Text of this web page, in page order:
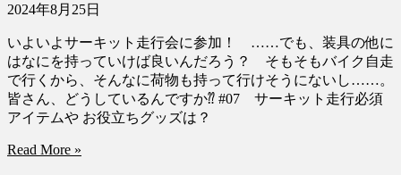
2024年8月25日
いよいよサーキット走行会に参加！ ……でも、装具の他に
はなにを持っていけば良いんだろう？ そもそもバイク自走
で行くから、そんなに荷物も持って行けそうにないし……。
皆さん、どうしているんですか⁇ #07 サーキット走行必須
アイテムや お役立ちグッズは？
Read More »